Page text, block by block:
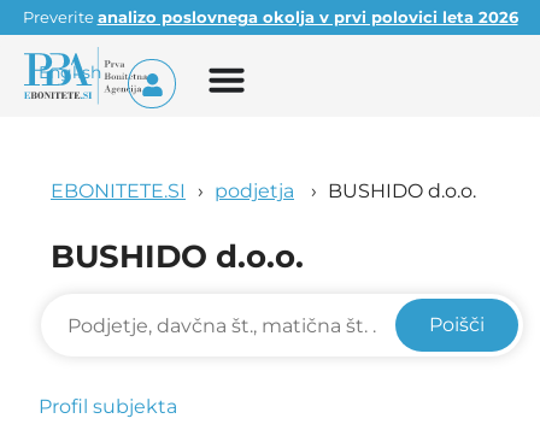
Preveriteanalizo poslovnega okolja v prvi polovici leta 2026
English
EBONITETE.SI podjetja BUSHIDO d.o.o.
BUSHIDO d.o.o.
Poišči
Profil subjekta